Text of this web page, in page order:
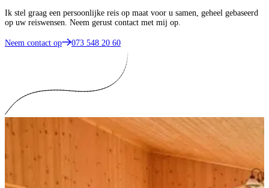
Ik stel graag een persoonlijke reis op maat voor u samen, geheel gebaseerd
op uw reiswensen. Neem gerust contact met mij op.
Neem contact op 073 548 20 60